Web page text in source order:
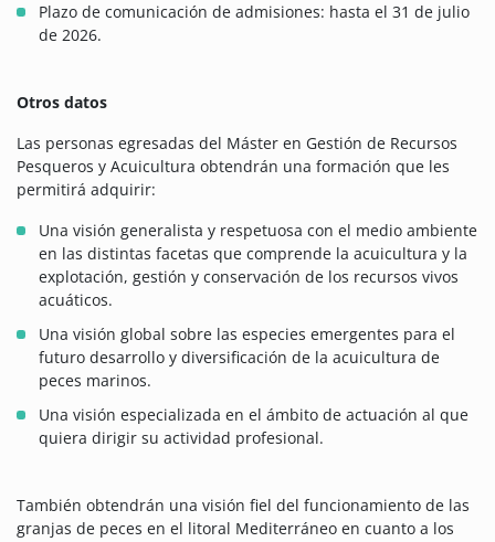
Plazo de comunicación de admisiones: hasta el 31 de julio
de 2026.
Otros datos
Las personas egresadas del Máster en Gestión de Recursos
Pesqueros y Acuicultura obtendrán una formación que les
permitirá adquirir:
Una visión generalista y respetuosa con el medio ambiente
en las distintas facetas que comprende la acuicultura y la
explotación, gestión y conservación de los recursos vivos
acuáticos.
Una visión global sobre las especies emergentes para el
futuro desarrollo y diversificación de la acuicultura de
peces marinos.
Una visión especializada en el ámbito de actuación al que
quiera dirigir su actividad profesional.
También obtendrán una visión fiel del funcionamiento de las
granjas de peces en el litoral Mediterráneo en cuanto a los